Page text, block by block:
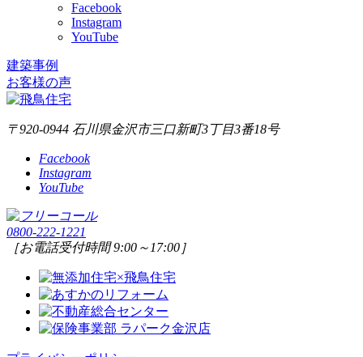
Facebook
Instagram
YouTube
建築事例
お客様の声
〒920-0944 石川県金沢市三口新町3丁目3番18号
Facebook
Instagram
YouTube
0800-222-1221
［お電話受付時間 9:00～17:00］